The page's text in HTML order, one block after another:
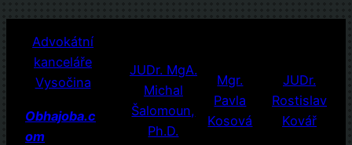
obsah
Advokátní
kanceláře
Vysočina
Obhajoba.c
om
JUDr. MgA.
Michal
Šalomoun,
Ph.D.
Mgr.
Pavla
Kosová
JUDr.
Rostislav
Kovář